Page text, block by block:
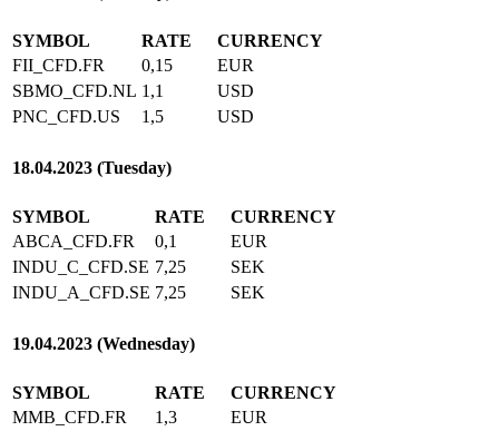
SYMBOL RATE
CURRENCY
FII_CFD.FR
0,15
EUR
SBMO_CFD.NL 1,1
USD
PNC_CFD.US
1,5 USD
18.04.2023 (Tuesday)
SYMBOL RATE
CURRENCY
ABCA_CFD.FR
0,1
EUR
INDU_C_CFD.SE 7,25
SEK
INDU_A_CFD.SE 7,25 SEK
19.04.2023 (Wednesday)
SYMBOL RATE
CURRENCY
MMB_CFD.FR
1,3
EUR